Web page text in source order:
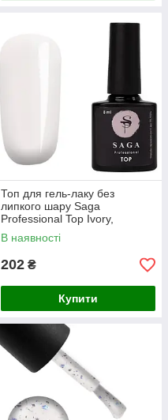
Топ для гель-лаку без
липкого шару Saga
Professional Top Ivory,
молочний, 8 мл
В наявності
202 ₴
Купити